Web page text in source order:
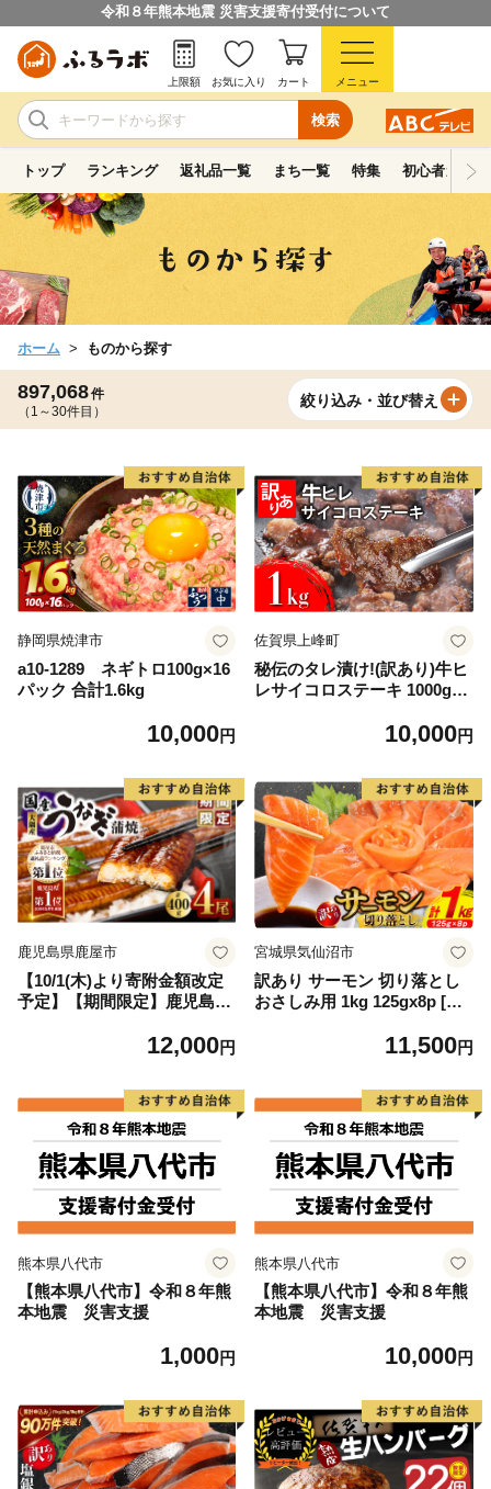
令和８年熊本地震 災害支援寄付受付について
検索
上限額 お気に入り カート メニュー
トップ ランキング 返礼品一覧 まち一覧 特集 初心者ガイド
ホーム ものから探す
897,068件
（1～30件目）
絞り込み・並び替え
静岡県焼津市
a10-1289 ネギトロ100g×16
パック 合計1.6kg
10,000円
佐賀県上峰町
秘伝のタレ漬け!(訳あり)牛ヒ
レサイコロステーキ 1000g
10,000円
鹿児島県鹿屋市
【10/1(木)より寄附金額改定
予定】【期間限定】鹿児島県
12,000円
宮城県気仙沼市
訳あり サーモン 切り落とし
おさしみ用 1kg 125gx8p [足
4313] 魚 魚介類 鮭 お刺し身
介
11,500円
熊本県八代市
【熊本県八代市】令和８年熊
本地震 災害支援
1,000円
熊本県八代市
【熊本県八代市】令和８年熊
本地震 災害支援
10,000円